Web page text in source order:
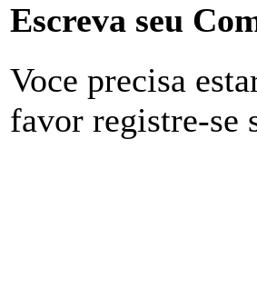
Escreva seu
Voce precisa
favor registre-se